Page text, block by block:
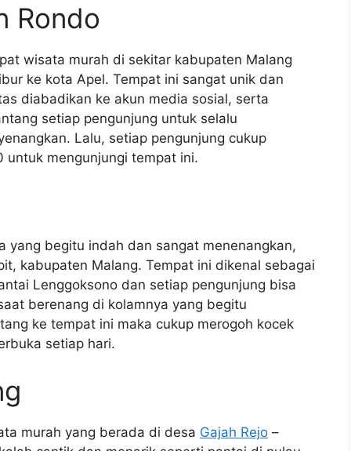
Rondo
wisata murah di sekitar kabupaten Malang
ke kota Apel. Tempat ini sangat unik dan
diabadikan ke akun media sosial, serta
setiap pengunjung untuk selalu
Lalu, setiap pengunjung cukup
untuk mengunjungi tempat ini.
yang begitu indah dan sangat menenangkan,
kabupaten Malang. Tempat ini dikenal sebagai
Lenggoksono dan setiap pengunjung bisa
berenang di kolamnya yang begitu
ke tempat ini maka cukup merogoh kocek
setiap hari.
murah yang berada di desa Gajah Rejo –